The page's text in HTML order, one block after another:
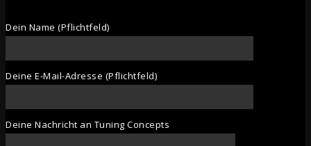
Dein Name (Pflichtfeld)
Deine E-Mail-Adresse (Pflichtfeld)
Deine Nachricht an Tuning Concepts